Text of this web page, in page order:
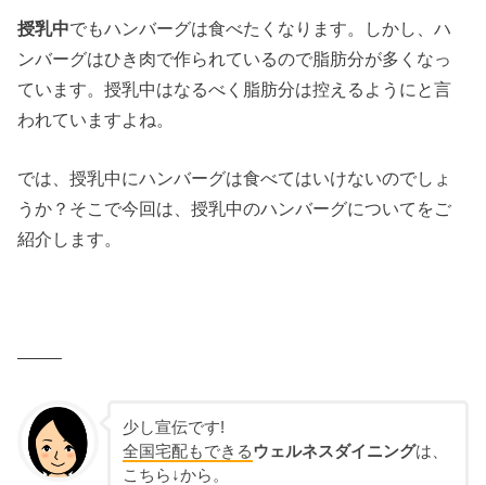
授乳中でもハンバーグは食べたくなります。しかし、ハ
ンバーグはひき肉で作られているので脂肪分が多くなっ
ています。授乳中はなるべく脂肪分は控えるようにと言
われていますよね。
では、授乳中にハンバーグは食べてはいけないのでしょ
うか？そこで今回は、授乳中のハンバーグについてをご
紹介します。
——–
少し宣伝です!
全国宅配もできるウェルネスダイニングは、
こちら↓から。